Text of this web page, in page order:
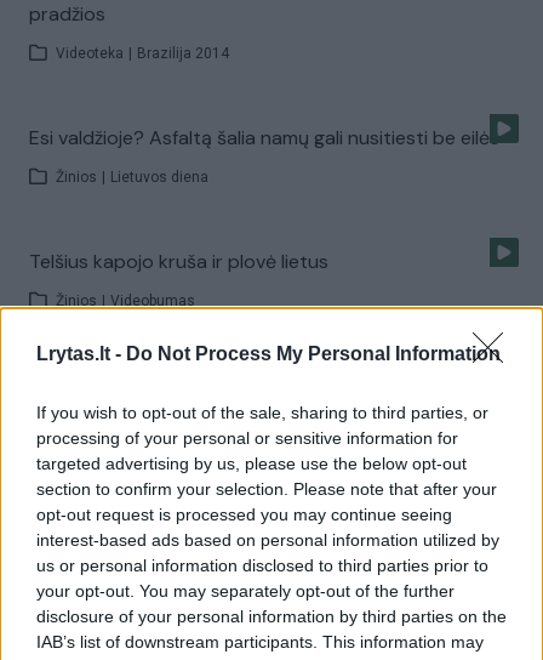
Lrytas.lt - Do Not Process My Personal Information
If you wish to opt-out of the sale, sharing to third parties, or
processing of your personal or sensitive information for
targeted advertising by us, please use the below opt-out
section to confirm your selection. Please note that after your
opt-out request is processed you may continue seeing
interest-based ads based on personal information utilized by
us or personal information disclosed to third parties prior to
your opt-out. You may separately opt-out of the further
disclosure of your personal information by third parties on the
IAB’s list of downstream participants. This information may
pradžios
Videoteka Brazilija 2014
Esi valdžioje? Asfaltą šalia namų gali nusitiesti be eilės
Žinios Lietuvos diena
Telšius kapojo kruša ir plovė lietus
Žinios Videobumas
Videobumas
Skęstantys Balkanai šaukiasi tarptautinės pagalbos
Žinios | Pasaulis
Potvynis Balkanuose: 3 mėnesių kritulių kiekis per 3